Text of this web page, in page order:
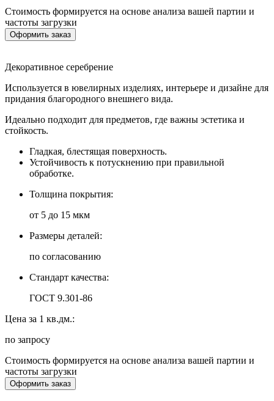
Стоимость формируется на основе анализа вашей партии и
частоты загрузки
Оформить заказ
Декоративное серебрение
Используется в ювелирных изделиях, интерьере и дизайне для
придания благородного внешнего вида.
Идеально подходит для предметов, где важны эстетика и
стойкость.
Гладкая, блестящая поверхность.
Устойчивость к потускнению при правильной
обработке.
Толщина покрытия:
от 5 до 15 мкм
Размеры деталей:
по согласованию
Стандарт качества:
ГОСТ 9.301-86
Цена за 1 кв.дм.:
по запросу
Стоимость формируется на основе анализа вашей партии и
частоты загрузки
Оформить заказ